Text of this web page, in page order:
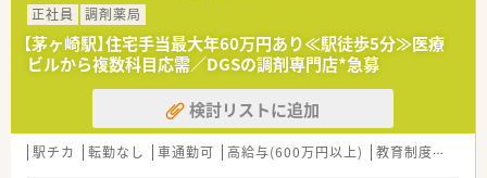
【想定されるキャリアイメージ】
■まずは外来メインの調剤業務からスタートし、耳鼻科領域の専
門的な知識を深めながらスキルアップを目指せます
■将来的には管理薬剤師などの責任あるポジションを目指すこ
とも可能であり、キャリアアップのチャンスがあります
■茅ヶ崎エリアには1店舗のみなので異動の心配もなく長く腰を
据えて長期就業が叶います（希望があれば異動の相談も可能で
す）
正社員
調剤薬局
【茅ヶ崎駅】住宅手当最大年60万円あり≪駅徒歩5分≫医療
ビルから複数科目応需／DGSの調剤専門店*急募
検討リストに追加
駅チカ 転勤なし 車通勤可 高給与(600万円以上) 教育制度あり